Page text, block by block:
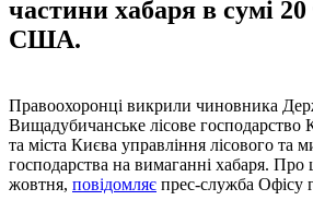
частини хабаря в сумі
США.
Правоохоронці викрили чиновника
Вищадубичанське лісове господарство
та міста Києва управління лісового та
господарства на вимаганні хабаря. Про
жовтня, повідомляє прес-служба Офісу